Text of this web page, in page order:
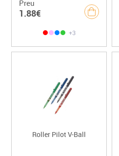
Preu
1.88€
+3
Roller Pilot V-Ball